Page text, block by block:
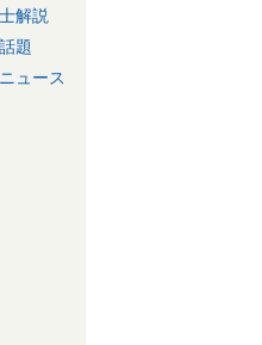
解説
題
ュース